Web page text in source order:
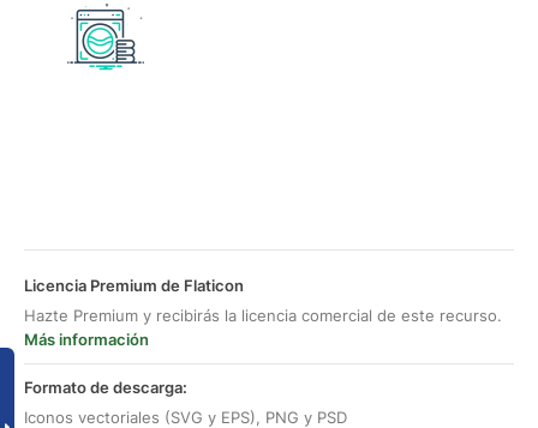
Licencia Premium de Flaticon
Hazte Premium y recibirás la licencia comercial de este recurso.
Más información
Formato de descarga:
Iconos vectoriales (SVG y EPS), PNG y PSD